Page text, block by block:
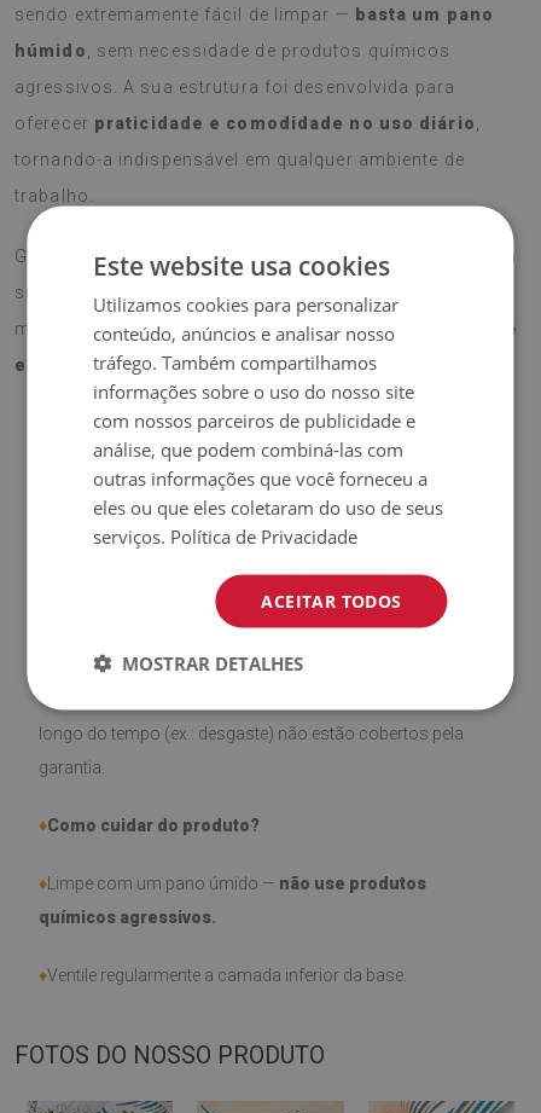
sendo extremamente fácil de limpar — basta um pano
húmido
, sem necessidade de produtos químicos
agressivos. A sua estrutura foi desenvolvida para
oferecer praticidade e comodidade no uso diário
tornando-a indispensável em qualquer ambiente de
trabalho.
Graças ao seu formato funcional, protege eficazmente a
superfície da secretária contra riscos e desgaste, ao
mesmo tempo que acrescentaum toque profissional e
eleganteao espaço.
Vinil revestido com malha PES.
1,6 mm
descoloração e raios UV.
♦
longo do tempo (ex.: desgaste) não estão cobertos pela
garantia.
♦Como cuidar do produto?
♦ Limpe com um pano úmido — não use produtos
químicos agressivos.
♦Ventile regularmente a camada inferior da base.
FOTOS DO NOSSO PRODUTO
Este website usa cookies
Utilizamos cookies para personalizar
conteúdo, anúncios e analisar nosso
tráfego. Também compartilhamos
informações sobre o uso do nosso site
com nossos parceiros de publicidade e
análise, que podem combiná-las com
outras informações que você forneceu a
eles ou que eles coletaram do uso de seus
serviços. Política de Privacidade
ACEITAR TODOS
MOSTRAR DETALHES